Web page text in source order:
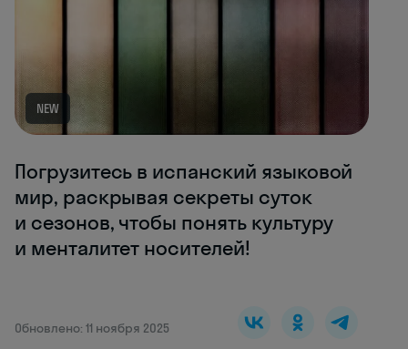
NEW
Погрузитесь в испанский языковой
мир, раскрывая секреты суток
и сезонов, чтобы понять культуру
и менталитет носителей!
Обновлено: 11 ноября 2025